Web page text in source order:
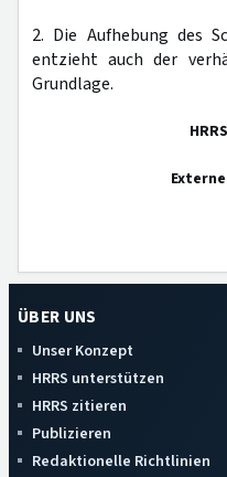
2. Die Aufhebung des
entzieht auch der
Grundlage.
ÜBER UNS
Unser Konzept
HRRS unterstützen
HRRS zitieren
Publizieren
Redaktionelle Richtlinien